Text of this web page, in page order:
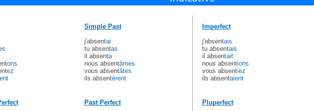
ons
ez
Simple Past
j'absentai
tu absentas
il absenta
nous absentâmes
vous absentâtes
ils absentèrent
Past Perfect
Imperfect
j'absentais
tu absentais
il absentait
nous absentions
vous absentiez
ils absentaient
Pluperfect